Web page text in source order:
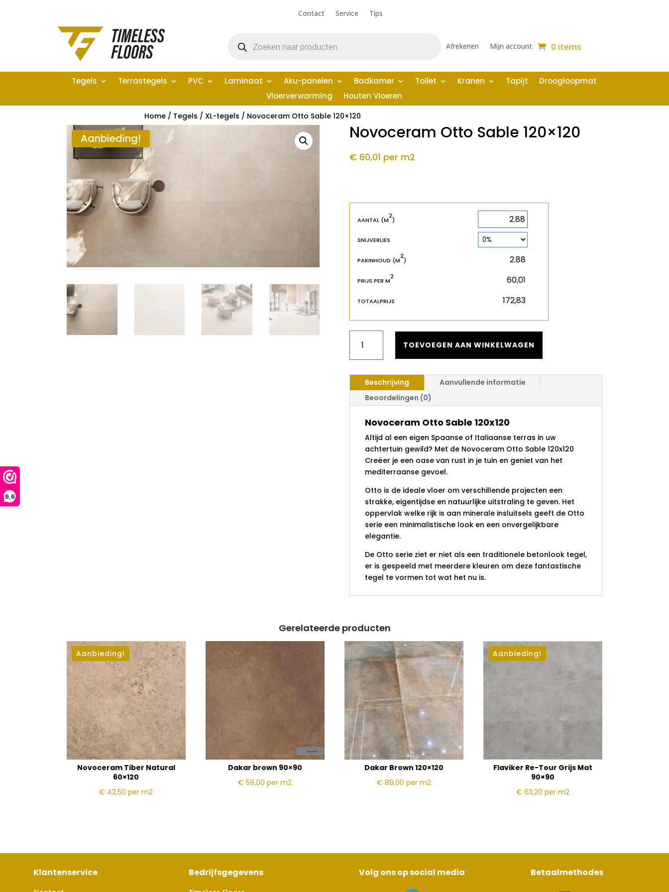
9,6
Contact Service Tips
zoeken Afrekenen Mijn account 0 items
Tegels Terrastegels PVC Laminaat Aku-panelen Badkamer Toilet Kranen Tapijt
Droogloopmat
Vloerverwarming
Houten Vloeren
Home/ Tegels / XL-tegels / Novoceram Otto Sable 120×120
Aanbieding! Novoceram Otto Sable 120×120
€ 60,01 per m2
AANTAL (M
2
)
SNIJVERLIES
PAKINHOUD (M
2
)
PRIJS PER M
2
TOTAALPRIJS
OTTO
120X120
TOEVOEGEN AAN WINKELWAGEN
Beschrijving
Aanvullende informatie
Beoordelingen (0)
Novoceram Otto Sable 120x120
Altijd al een eigen Spaanse of Italiaanse terras in uw
achtertuin gewild? Met de Novoceram Otto Sable 120x120
Creëer je een oase van rust in je tuin en geniet van het
mediterraanse gevoel.
Otto is de ideale vloer om verschillende projecten een
strakke, eigentijdse en natuurlijke uitstraling te geven. Het
oppervlak welke rijk is aan minerale insluitsels geeft de Otto
serie een minimalistische look en een onvergelijkbare
elegantie.
De Otto serie ziet er niet als een traditionele betonlook tegel,
er is gespeeld met meerdere kleuren om deze fantastische
tegel te vormen tot wat het nu is.
Gerelateerde producten
Aanbieding!
Novoceram Tiber Natural
60×120
€ 42,50per m2
Dakar brown 90×90
€ 59,00per m2
Dakar Brown 120×120
€ 89,00 per m2
Aanbieding!
Flaviker Re-Tour Grijs Mat
90×90
€ 63,20 per m2
Klantenservice Bedrijfsgegevens Volg ons op social media Betaalmethodes